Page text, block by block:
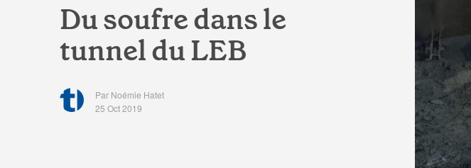
Dusoufredansle
tunnelduLEB
Par Noémie Hatet
25 Oct 2019